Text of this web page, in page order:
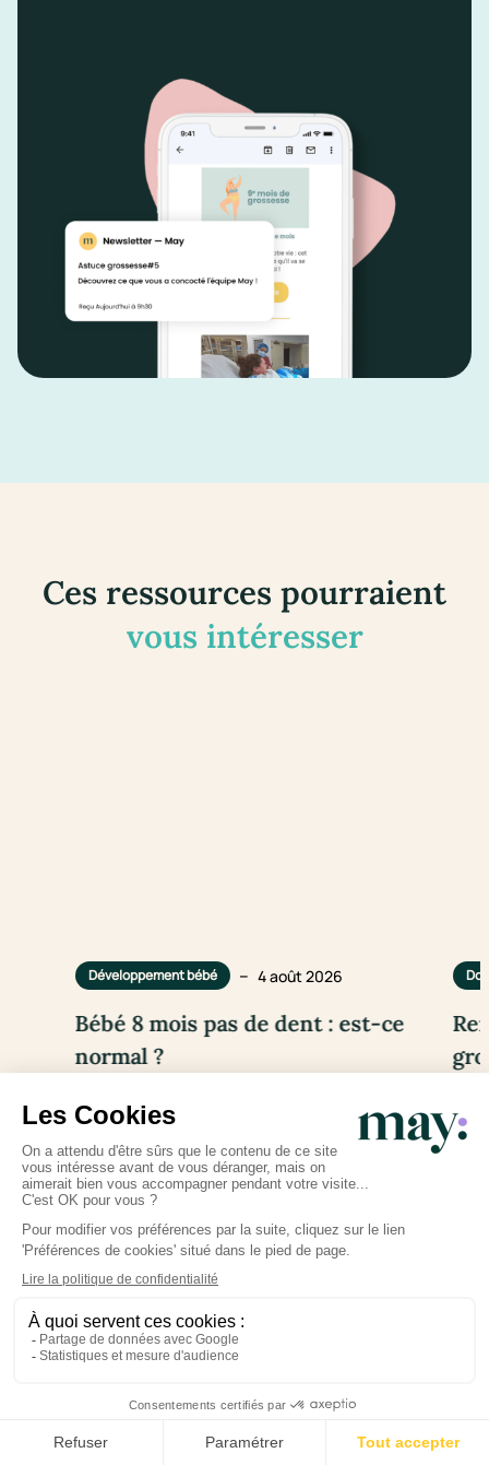
Ces ressources pourraient
vous intéresser
Développement bébé – 4 août 2026
Bébé 8 mois pas de dent : est-ce
normal ?
Lire l'article
Go to slide #1
Go to slide #2
Go to slide #3